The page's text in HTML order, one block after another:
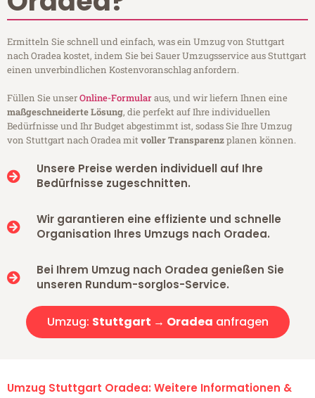
Ermitteln Sie schnell und einfach, was ein Umzug von Stuttgart
nach Oradea kostet, indem Sie bei Sauer Umzugsservice aus Stuttgart
einen unverbindlichen Kostenvoranschlag anfordern.
Füllen Sie unserOnline-Formularaus, und wir liefern Ihnen eine
maßgeschneiderte Lösung, die perfekt auf Ihre individuellen
Bedürfnisse und Ihr Budget abgestimmt ist, sodass Sie Ihre Umzug
von Stuttgart nach Oradea mitvoller Transparenzplanen können.
Unsere Preise werden individuell auf Ihre
Bedürfnisse zugeschnitten.
Wir garantieren eine effiziente und schnelle
Organisation Ihres Umzugs nach Oradea.
Bei Ihrem Umzug nach Oradea genießen Sie
unseren Rundum-sorglos-Service.
Umzug: Stuttgart → Oradea anfragen
Umzug Stuttgart Oradea: Weitere Informationen &